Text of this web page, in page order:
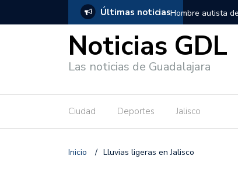
Últimas noticias
salió de los separos sin lesiones graves Títeres gigantes
Noticias GDL
Las noticias de Guadalajara
Ciudad Deportes Jalisco
Inicio / Lluvias ligeras en Jalisco